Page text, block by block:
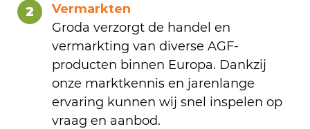
2
Vermarkten
Groda verzorgt de handel en
vermarkting van diverse AGF-
producten binnen Europa. Dankzij
onze marktkennis en jarenlange
ervaring kunnen wij snel inspelen op
vraag en aanbod.